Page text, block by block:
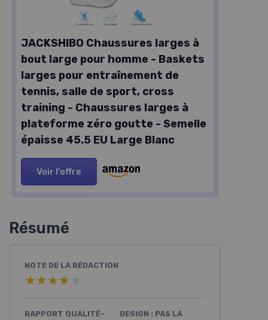
JACKSHIBO Chaussures larges à
bout large pour homme - Baskets
larges pour entraînement de
tennis, salle de sport, cross
training - Chaussures larges à
plateforme zéro goutte - Semelle
épaisse 45.5 EU Large Blanc
Voir l'offre
Résumé
NOTE DE LA RÉDACTION
★★★★★
★★★★★
RAPPORT QUALITÉ-
DESIGN : PAS LA